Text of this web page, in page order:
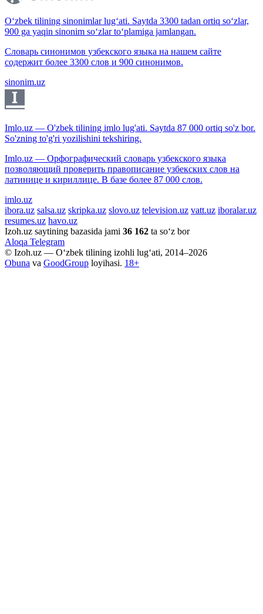
O‘zbek tilining sinonimlar lug‘ati. Saytda 3300 tadan ortiq so‘zlar,
900 ga yaqin sinonim so‘zlar to‘plamiga jamlangan.
Словарь синонимов узбекского языка на нашем сайте
содержит более 3300 слов и 900 синонимов.
sinonim.uz
Imlo.uz — O'zbek tilining imlo lug'ati. Saytda 87 000 ortiq so'z bor.
So'zning to'g'ri yozilishini tekshiring.
Imlo.uz — Орфографический словарь узбекского языка
позволяющий проверить правописание узбекских слов на
латинице и кириллице. В базе более 87 000 слов.
imlo.uz
ibora.uz salsa.uz skripka.uz slovo.uz television.uz vatt.uz iboralar.uz
resumes.uz havo.uz
Izoh.uz saytining bazasida jami 36 162 ta so‘z bor
Aloqa Telegram
© Izoh.uz — O‘zbek tilining izohli lug‘ati, 2014–2026
Obuna va GoodGroup loyihasi. 18+